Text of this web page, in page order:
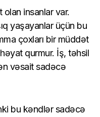
insanlar var.
yaşayanlar üçün bu
çoxları bir müddət
qurmur. İş, təhsil
vəsait sadəcə
bu kəndlər sadəcə